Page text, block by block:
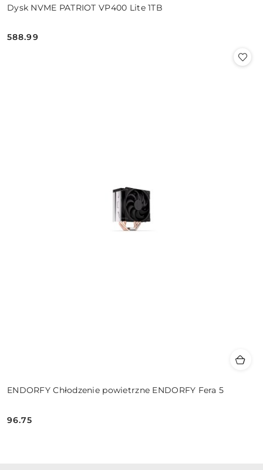
Dysk NVME PATRIOT VP400 Lite 1TB
Cena:
588.99
ENDORFY Chłodzenie powietrzne ENDORFY Fera 5
Cena:
96.75